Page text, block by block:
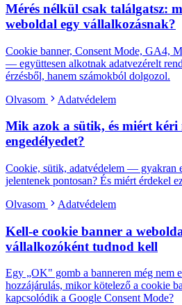
Mérés nélkül csak találgatsz:
weboldal egy vállalkozásnak?
Cookie banner, Consent Mode, GA4,
— együttesen alkotnak adatvezérelt
érzésből, hanem számokból dolgozol.
Olvasom
Adatvédelem
Mik azok a sütik, és miért kéri
engedélyedet?
Cookie, sütik, adatvédelem — gyakran
jelentenek pontosan? És miért érdekel
Olvasom
Adatvédelem
Kell-e cookie banner a
vállalkozóként tudnod kell
Egy „OK" gomb a banneren még nem
hozzájárulás, mikor kötelező a cookie
kapcsolódik a Google Consent Mode?